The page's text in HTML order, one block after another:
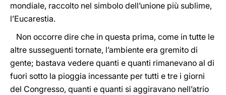
mondiale, raccolto nel simbolo dell’unione più sublime,
l’Eucarestia.
Non occorre dire che in questa prima, come in tutte le
altre susseguenti tornate, l’ambiente era gremito di
gente; bastava vedere quanti e quanti rimanevano al di
fuori sotto la pioggia incessante per tutti e tre i giorni
del Congresso, quanti e quanti si aggiravano nell’atrio